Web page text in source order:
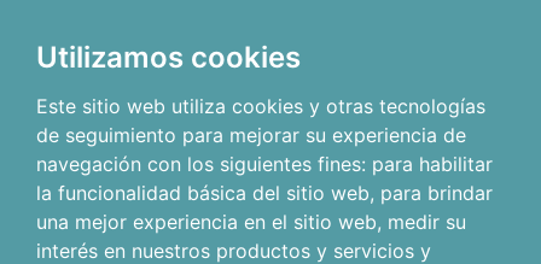
Utilizamos cookies
Este sitio web utiliza cookies y otras tecnologías
de seguimiento para mejorar su experiencia de
navegación con los siguientes fines: para habilitar
la funcionalidad básica del sitio web, para brindar
una mejor experiencia en el sitio web, medir su
interés en nuestros productos y servicios y